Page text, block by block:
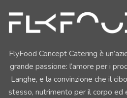
FlyFood Concept Catering è
grande passione: l’amore per i
Langhe, e la convinzione che il
stesso, nutrimento per il corpo ed